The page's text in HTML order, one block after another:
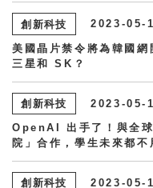
創新科技
2023-05-
美國晶片禁令將為韓國
三星和 SK？
創新科技
2023-05-
OpenAI 出手了！與全
院」合作，學生未來都不
創新科技
2023-05-